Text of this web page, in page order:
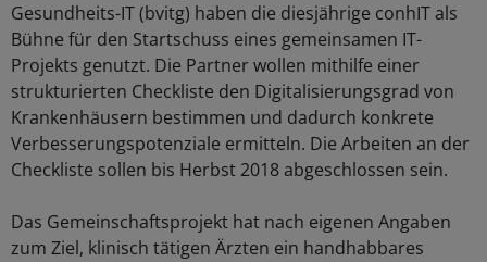
Gesundheits-IT (bvitg) haben die diesjährige conhIT als
Bühne für den Startschuss eines gemeinsamen IT-
Projekts genutzt. Die Partner wollen mithilfe einer
strukturierten Checkliste den Digitalisierungsgrad von
Krankenhäusern bestimmen und dadurch konkrete
Verbesserungspotenziale ermitteln. Die Arbeiten an der
Checkliste sollen bis Herbst 2018 abgeschlossen sein.
Das Gemeinschaftsprojekt hat nach eigenen Angaben
zum Ziel, klinisch tätigen Ärzten ein handhabbares